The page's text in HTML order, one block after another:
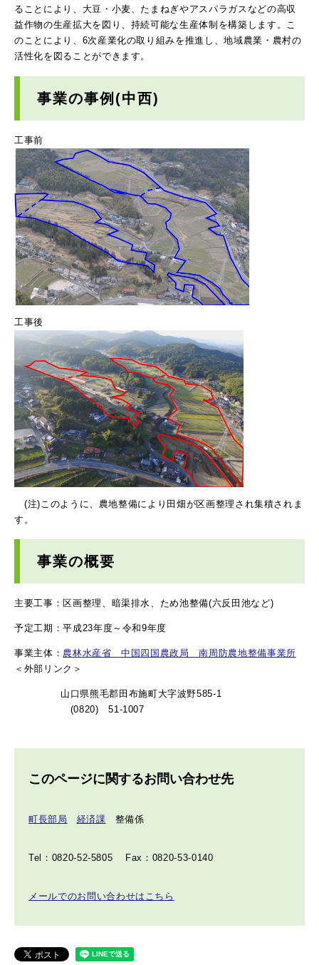
ることにより、大豆・小麦、たまねぎやアスパラガスなどの高収
益作物の生産拡大を図り、持続可能な生産体制を構築します。こ
のことにより、6次産業化の取り組みを推進し、地域農業・農村の
活性化を図ることができます。
事業の事例(中西)
工事前
工事後
(注)このように、農地整備により田畑が区画整理され集積されま
す。
事業の概要
主要工事：区画整理、暗渠排水、ため池整備(六反田池など)
予定工期：平成23年度～令和9年度
事業主体： 農林水産省 中国四国農政局 南周防農地整備事業所
＜外部リンク＞
山口県熊毛郡田布施町大字波野585-1
(0820) 51-1007
このページに関するお問い合わせ先
町長部局 経済課 整備係
Tel：0820-52-5805 Fax：0820-53-0140
メールでのお問い合わせはこちら